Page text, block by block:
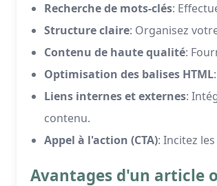
Recherche de mots-clés:
Structure claire: Organisez
Contenu de haute qualité:
Optimisation des balises HTML
Liens internes et externes:
contenu.
Appel à l'action (CTA): Incitez
Avantages d'un article